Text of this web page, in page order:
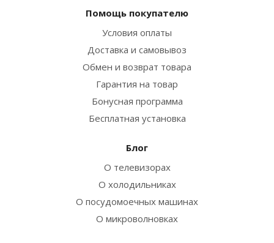
Помощь покупателю
Условия оплаты
Доставка и самовывоз
Обмен и возврат товара
Гарантия на товар
Бонусная программа
Бесплатная установка
Блог
О телевизорах
О холодильниках
О посудомоечных машинах
О микроволновках